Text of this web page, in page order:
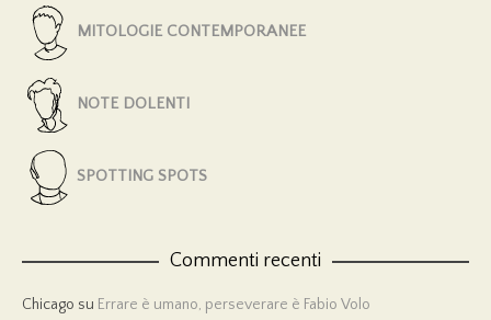
MITOLOGIE CONTEMPORANEE
NOTE DOLENTI
SPOTTING SPOTS
Commenti recenti
Chicago su Errare è umano, perseverare è Fabio Volo